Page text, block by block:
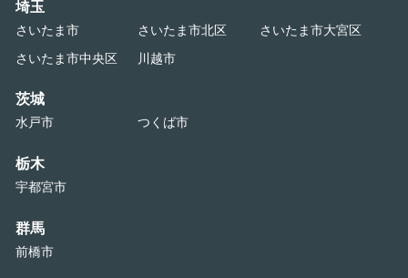
埼玉
さいたま市 さいたま市北区
さいたま市大宮区
さいたま市中央区
川越市
茨城
水戸市 つくば市
栃木
宇都宮市
群馬
前橋市